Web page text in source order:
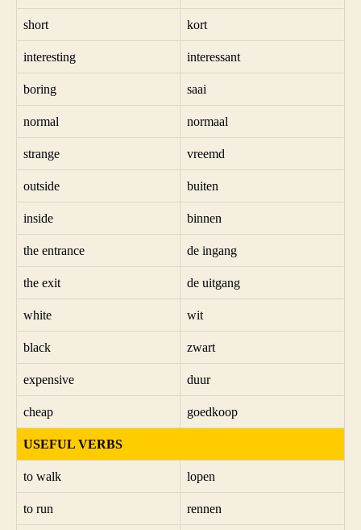
short kort
interesting interessant
boring saai
normal normaal
strange vreemd
outside buiten
inside binnen
the entrance de ingang
the exit de uitgang
white wit
black zwart
expensive duur
cheap goedkoop
USEFUL VERBS
to walk lopen
to run rennen